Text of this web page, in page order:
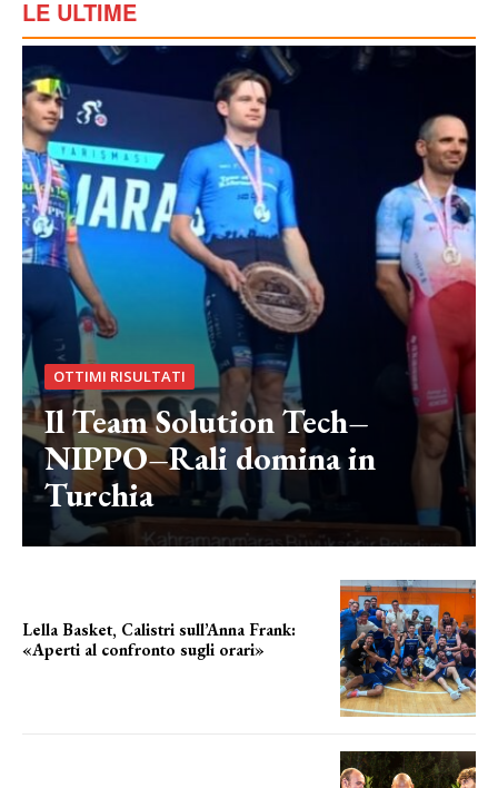
LE ULTIME
OTTIMI RISULTATI
Il Team Solution Tech–
NIPPO–Rali domina in
Turchia
Lella Basket, Calistri sull’Anna Frank:
«Aperti al confronto sugli orari»